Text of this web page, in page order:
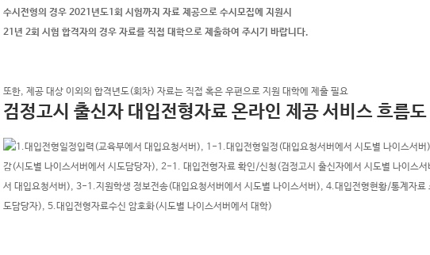
수시전형의 경우 2021년도1회 시험까지 자료 제공으로 수시모집에 지원시
21년 2회 시험 합격자의 경우 자료를 직접 대학으로 제출하여 주시기 바랍니다.
또한, 제공 대상 이외의 합격년도(회차) 자료는 직접 혹은 우편으로 지원 대학에 제출 필요
검정고시 출신자 대입전형자료 온라인 제공 서비스 흐름도